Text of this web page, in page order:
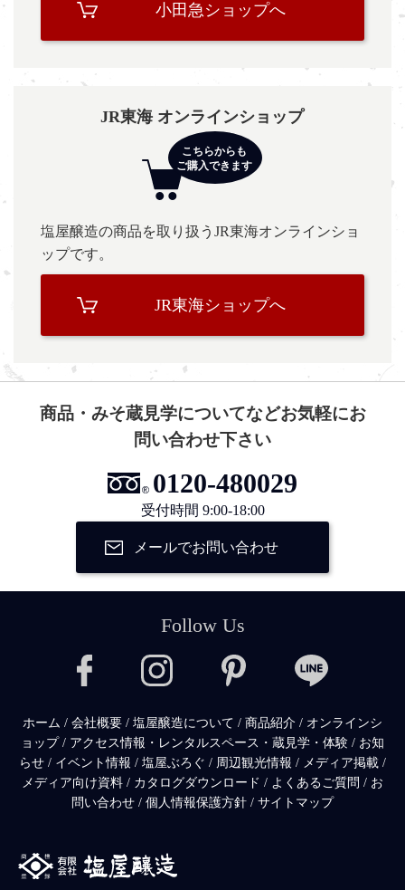
小田急ショップへ
JR東海 オンラインショップ
塩屋醸造の商品を取り扱うJR東海オンラインショ
ップです。
JR東海ショップへ
商品・みそ蔵見学についてなどお気軽にお
問い合わせ下さい
0120-480029
受付時間 9:00-18:00
メールでお問い合わせ
Follow Us
ホーム / 会社概要 / 塩屋醸造について / 商品紹介 / オンラインシ
ョップ/ アクセス情報・レンタルスペース・蔵見学・体験 / お知
らせ / イベント情報 / 塩屋ぶろぐ / 周辺観光情報 / メディア掲載 /
メディア向け資料 / カタログダウンロード / よくあるご質問 / お
問い合わせ / 個人情報保護方針 / サイトマップ